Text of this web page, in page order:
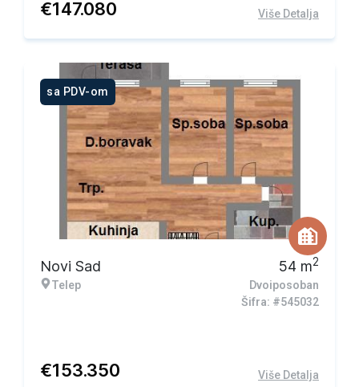
€147.080 Više Detalja
sa PDV-om
Novi Sad
Telep
54 m2
Dvoiposoban
Šifra: #545032
€153.350 Više Detalja